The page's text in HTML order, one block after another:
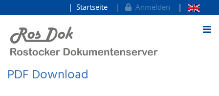
zum Inhalt
Startseite Anmelden
PDF Download